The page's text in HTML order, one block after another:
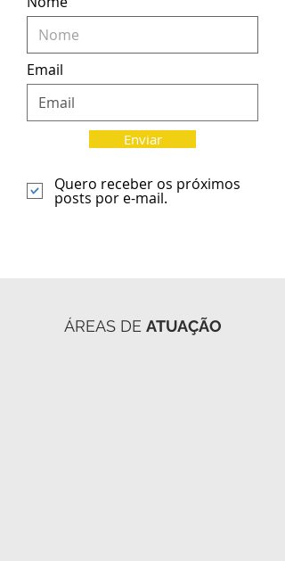
Email
Enviar
Quero receber os próximos
posts por e-mail.
ÁREAS DE ATUAÇÃO